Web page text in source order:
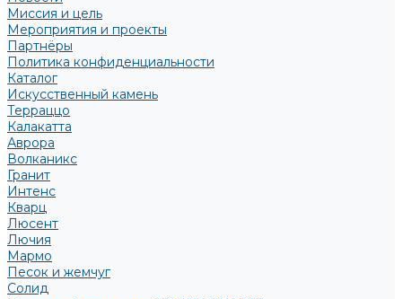
Миссия и цель
Мероприятия и проекты
Партнёры
Политика конфиденциальности
Каталог
Искусственный камень
Терраццо
Калакатта
Аврора
Волканикс
Гранит
Интенс
Кварц
Люсент
Лючия
Мармо
Песок и жемчуг
Солид